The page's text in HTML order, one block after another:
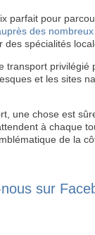
parfait pour
des
spécialités
transport privilégié
et les sites
une chose est
à chaque
de la
sur